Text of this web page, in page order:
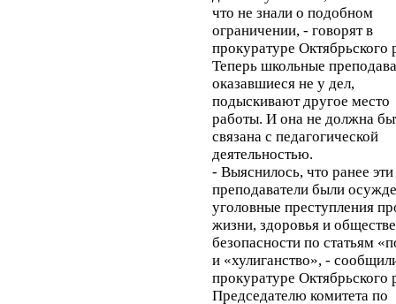
что не знали о подобном
ограничении, - говорят в
прокуратуре Октябрьского
Теперь школьные
оказавшиеся не у дел,
подыскивают другое место
работы. И она не должна
связана с педагогической
деятельностью.
- Выяснилось, что ранее эти
преподаватели были
уголовные преступления
жизни, здоровья и
безопасности по статьям
и «хулиганство», -
прокуратуре Октябрьского
Председателю комитета по